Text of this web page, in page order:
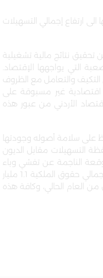
ارتفاع إجمالي التسهيلات
تحقيق نتائج مالية تشغيلية
التي يواجهها الإقتصاد.
التكيف والتعامل مع الظروف
اقتصادية غير مسبوقة على
الأردني من عبور هذه
على سلامة أصوله وجودتها
التسهيلات مقابل الديون
الناجمة عن تفشي وباء
كورونا. وأضاف السيد الصفدي أن البنك تمكن من المحافظة على متانة قاعدته الرأسمالية، حيث بلغ اجمالي حقوق الملكية 1.1 مليار
كما في نهاية النصف الأول من العام الحالي، وكافة هذه